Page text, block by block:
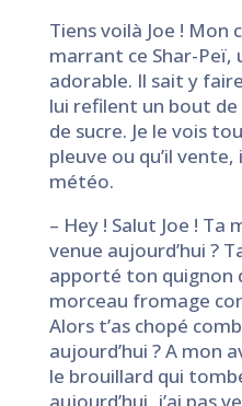
Tiens voilà Joe ! Mon
marrant ce Shar-Peï,
adorable. Il sait y
lui refilent un bout
de sucre. Je le vois
pleuve ou qu’il
météo.
– Hey ! Salut Joe ! Ta
venue aujourd’hui ?
apporté ton quignon
morceau fromage
Alors t’as chopé
aujourd’hui ? A mon
le brouillard qui
aujourd’hui, j’ai pas